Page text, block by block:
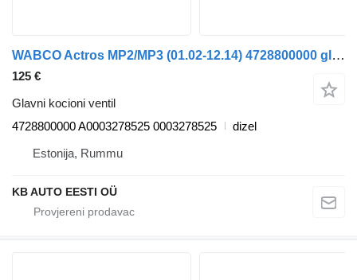
WABCO Actros MP2/MP3 (01.02-12.14) 4728800000 glavni kocioni ventil za Mercedes-Benz Actros, Axor MP1, MP2, MP3 (1996-2014) kamiona
125 €
Glavni kocioni ventil
4728800000 A0003278525 0003278525
dizel
Estonija, Rummu
KB AUTO EESTI OÜ